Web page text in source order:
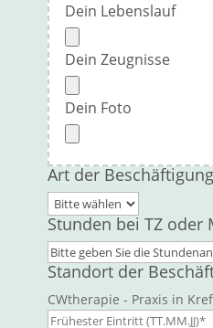
Dein Lebenslauf
Dein Zeugnisse
Dein Foto
Art der Beschäftigung
Stunden bei TZ oder
Standort der
CWtherapie - Praxis in